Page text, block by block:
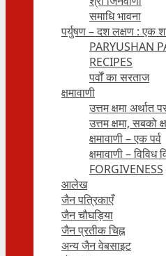
समाधि भावना
पर्युषण – दश लक्षण : एक
PARYUSHAN
RECIPES
पर्वों का सरताज
क्षमावाणी
उत्तम क्षमा अर्थात
उत्तम क्षमा, सबको
क्षमावाणी – एक पर्व
क्षमावाणी – विविध
FORGIVENESS
आलेख
जैन पत्रिकाएँ
जैन चौघड़िया
जैन प्रतीक चिह्न
अन्य जैन वेबसाइट